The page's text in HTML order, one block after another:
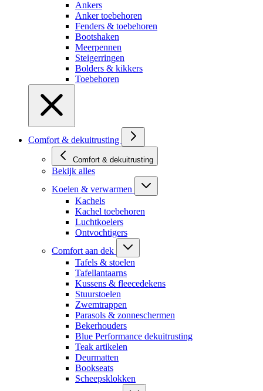
Ankers
Anker toebehoren
Fenders & toebehoren
Bootshaken
Meerpennen
Steigerringen
Bolders & kikkers
Toebehoren
Comfort & dekuitrusting
Comfort & dekuitrusting
Bekijk alles
Koelen & verwarmen
Kachels
Kachel toebehoren
Luchtkoelers
Ontvochtigers
Comfort aan dek
Tafels & stoelen
Tafellantaarns
Kussens & fleecedekens
Stuurstoelen
Zwemtrappen
Parasols & zonneschermen
Bekerhouders
Blue Performance dekuitrusting
Teak artikelen
Deurmatten
Bookseats
Scheepsklokken